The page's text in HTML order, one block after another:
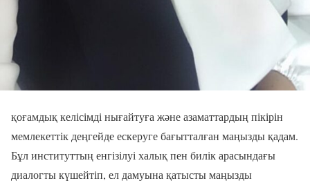
қоғамдық келісімді нығайтуға және азаматтардың пікірін
мемлекеттік деңгейде ескеруге бағытталған маңызды қадам.
Бұл институттың енгізілуі халық пен билік арасындағы
диалогты күшейтіп, ел дамуына қатысты маңызды